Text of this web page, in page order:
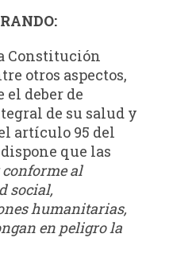
Constitución
otros aspectos,
el deber de
de su salud y
artículo 95 del
que las
al
social,
humanitarias,
en peligro la